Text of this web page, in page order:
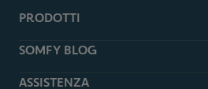
PRODOTTI
Accessori e ricambi
Smart Home
SOMFY BLOG
Somfy Magazine
ASSISTENZA